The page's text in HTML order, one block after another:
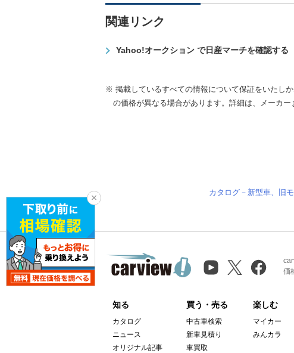
関連リンク
Yahoo!オークション で日産マーチを確認する
※ 掲載しているすべての情報について保証をいたし
の価格が異なる場合があります。詳細は、メーカ
カタログ－新型車、旧
価
知る
カタログ
ニュース
オリジナル記事
買う・売る
中古車検索
新車見積り
車買取
楽しむ
マイカー
みんカラ